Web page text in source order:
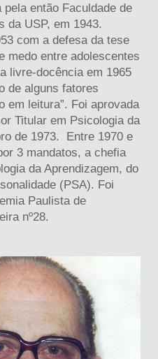
então Faculdade de
da USP, em 1943.
com a defesa da tese
medo entre adolescentes
livre-docência em 1965
de alguns fatores
em leitura”. Foi aprovada
Titular em Psicologia da
de 1973. Entre 1970 e
3 mandatos, a chefia
da Aprendizagem, do
(PSA). Foi
Paulista de
nº28.